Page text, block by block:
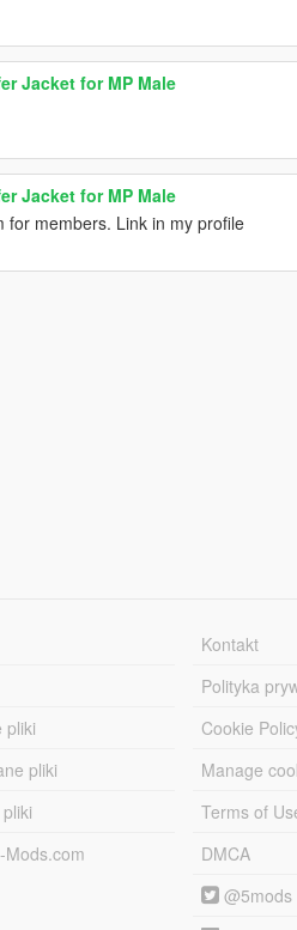
Jacket for MP Male
Jacket for MP Male
for members. Link in my profile
pliki
pliki
Mods.com
Kontakt
Polityka
Cookie
Manage
Terms of
DMCA
@5mods